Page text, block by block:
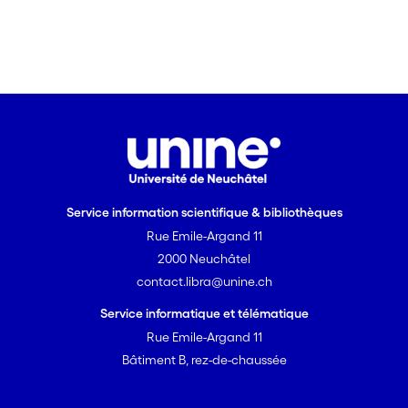
Service information scientifique & bibliothèques
Rue Emile-Argand 11
2000 Neuchâtel
contact.libra@unine.ch
Service informatique et télématique
Rue Emile-Argand 11
Bâtiment B, rez-de-chaussée